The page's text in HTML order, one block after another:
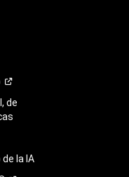
de
la IA